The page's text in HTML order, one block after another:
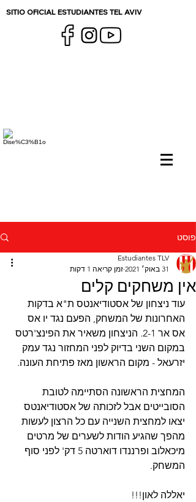
SITIO OFICIAL ESTUDIANTES TEL AVIV
פוסט
אין משחקים קלים
Estudiantes TLV
31 באוק׳ 2021
זמן קריאה 1 דקות
עוד ניצחון של אסטודיאנטס ת"א בדקות
האחרונות של המשחק, הפעם נגד יו אס
אס אר 2-1. הניצחון משאיר את הפינצ'רטס
במקום השני בדיוק לפני המחזור נגד עמק
יזרעאל - מקום הראשון מאז פתיחת העונה.
המחצית הראשונה הסתיימה לטובת
הסובייטים אבל לזכותה של אסטודיאנטס
יצאו למחצית השנייה עם כל הרצון לעשות
מהפך שהגיע הודות לשערים של מרטים
מיכאלוב ופרננדו דוארטה 5 דק' לפני סוף
המשחק.
יאללה לאון!!!